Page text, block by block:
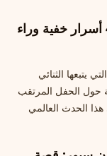
كريستيانو رونالدو وجورجينا رودريغيز: 4 أسرار خفية وراء
يتبعها الثنائي
حول الحفل المرتقب
الحدث العالمي